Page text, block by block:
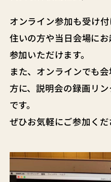
オンライン参加も受け
住いの方や当日会場に
参加いただけます。
また、オンラインでも
方に、説明会の録画リ
です。
ぜひお気軽にご参加くだ